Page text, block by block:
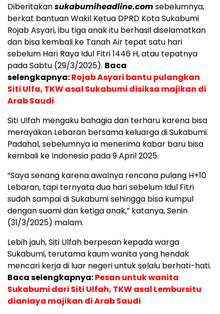
Diberitakansukabumiheadline.comsebelumnya,
berkat bantuan Wakil Ketua DPRD Kota Sukabumi
Rojab Asyari, ibu tiga anak itu berhasil diselamatkan
dan bisa kembali ke Tanah Air tepat satu hari
sebelum Hari Raya Idul Fitri 1446 H, atau tepatnya
pada Sabtu (29/3/2025). Baca
selengkapnya:Rojab Asyari bantu pulangkan
Siti Ulfa, TKW asal Sukabumi disiksa majikan di
Arab Saudi
Siti Ulfah mengaku bahagia dan terharu karena bisa
merayakan Lebaran bersama keluarga di Sukabumi.
Padahal, sebelumnya ia menerima kabar baru bisa
kembali ke Indonesia pada 9 April 2025.
“Saya senang karena awalnya rencana pulang H+10
Lebaran, tapi ternyata dua hari sebelum Idul Fitri
sudah sampai di Sukabumi sehingga bisa kumpul
dengan suami dan ketiga anak,” katanya, Senin
(31/3/2025) malam.
Lebih jauh, Siti Ulfah berpesan kepada warga
Sukabumi, terutama kaum wanita yang hendak
mencari kerja di luar negeri untuk selalu berhati-hati.
Baca selengkapnya:Pesan untuk wanita
Sukabumi dari Siti Ulfah, TKW asal Lembursitu
dianiaya majikan di Arab Saudi